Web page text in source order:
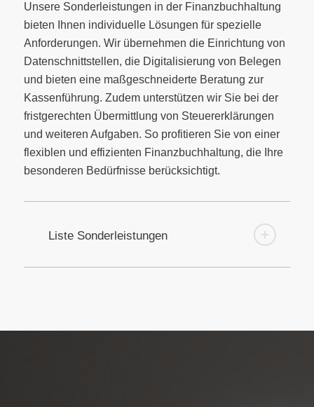
Unsere Sonderleistungen in der Finanzbuchhaltung
bieten Ihnen individuelle Lösungen für spezielle
Anforderungen. Wir übernehmen die Einrichtung von
Datenschnittstellen, die Digitalisierung von Belegen
und bieten eine maßgeschneiderte Beratung zur
Kassenführung. Zudem unterstützen wir Sie bei der
fristgerechten Übermittlung von Steuererklärungen
und weiteren Aufgaben. So profitieren Sie von einer
flexiblen und effizienten Finanzbuchhaltung, die Ihre
besonderen Bedürfnisse berücksichtigt.
Liste Sonderleistungen